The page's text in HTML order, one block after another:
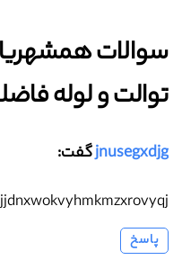
سوالات
توالت و لوله
jnusegxdjgگفت:
پاسخ